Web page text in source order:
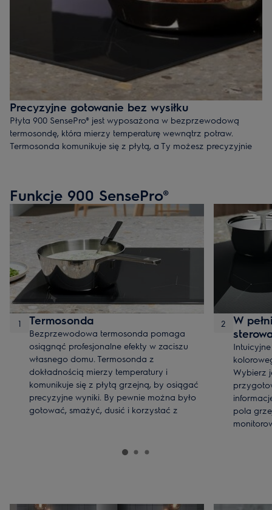
Precyzyjne gotowanie bez wysiłku
Płyta 900 SensePro® jest wyposażona w bezprzewodową
termosondę, która mierzy temperaturę wewnątrz potraw.
Termosonda komunikuje się z płytą, a Ty możesz precyzyjnie
Funkcje 900 SensePro®
1 Termosonda
Bezprzewodowa termosonda pomaga
osiągnąć profesjonalne efekty w zaciszu
własnego domu. Termosonda z
dokładnością mierzy temperatury i
komunikuje się z płytą grzejną, by osiągać
precyzyjne wyniki. By pewnie można było
gotować, smażyć, dusić i korzystać z
2
W
Wybierz
pola